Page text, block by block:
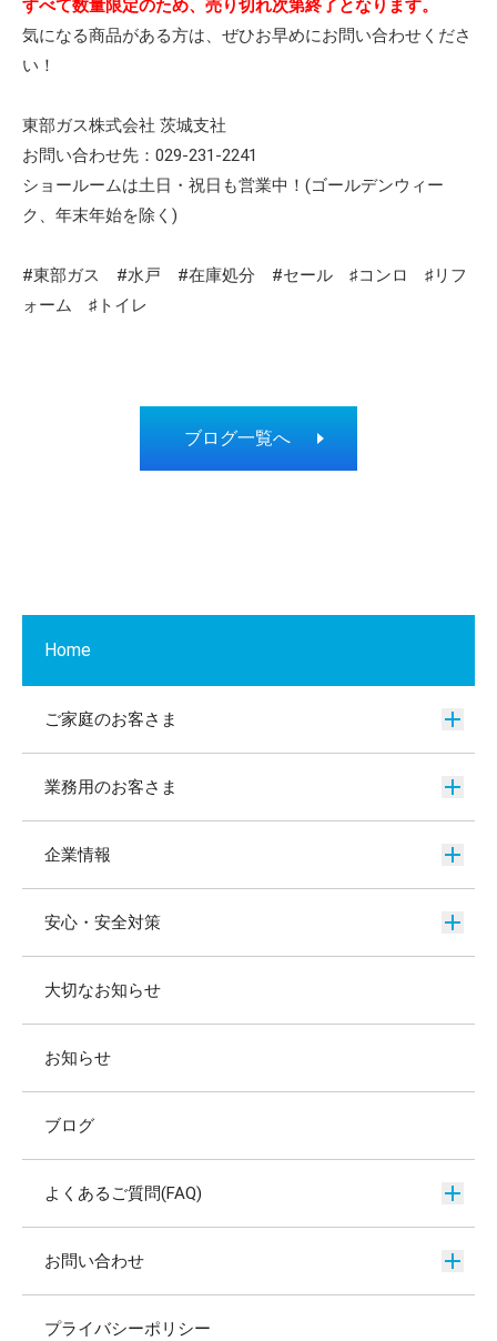
すべて数量限定のため、売り切れ次第終了となります。
気になる商品がある方は、ぜひお早めにお問い合わせくださ
い！
東部ガス株式会社 茨城支社
お問い合わせ先：029-231-2241
ショールームは土日・祝日も営業中！(ゴールデンウィー
ク、年末年始を除く)
#東部ガス #水戸 #在庫処分 #セール ♯コンロ ♯リフ
ォーム ♯トイレ
ブログ一覧へ
Home
ご家庭のお客さま
業務用のお客さま
企業情報
安心・安全対策
大切なお知らせ
お知らせ
ブログ
よくあるご質問(FAQ)
お問い合わせ
プライバシーポリシー